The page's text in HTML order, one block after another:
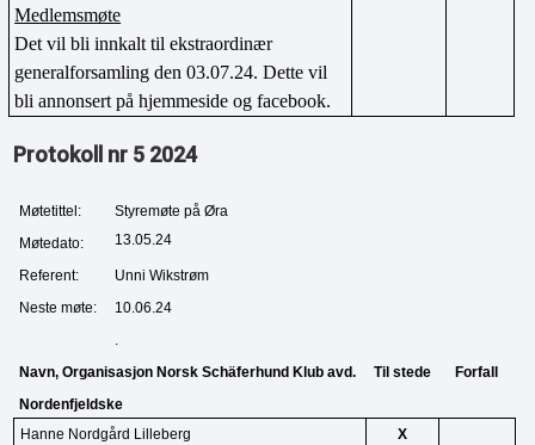
Medlemsmøte
Det vil bli innkalt til ekstraordinær
generalforsamling den 03.07.24. Dette vil
bli annonsert på hjemmeside og facebook.
Protokoll nr 5 2024
Møtetittel:
Styremøte på Øra
Møtedato:
13.05.24
Referent:
Unni Wikstrøm
Neste møte:
10.06.24
.
Navn, Organisasjon Norsk Schäferhund Klub avd.
Nordenfjeldske
Til stede Forfall
Hanne Nordgård Lilleberg
X